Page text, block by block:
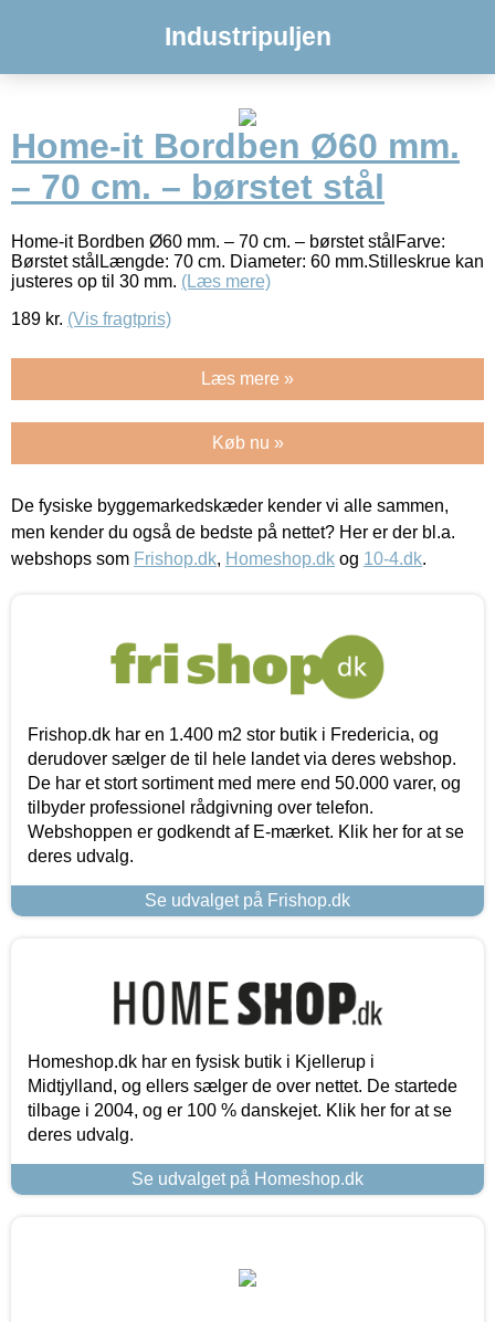
Industripuljen
Home-it Bordben Ø60 mm.
– 70 cm. – børstet stål
Home-it Bordben Ø60 mm. – 70 cm. – børstet stålFarve:
Børstet stålLængde: 70 cm. Diameter: 60 mm.Stilleskrue kan
justeres op til 30 mm. (Læs mere)
189 kr. (Vis fragtpris)
Læs mere »
Køb nu »
De fysiske byggemarkedskæder kender vi alle sammen,
men kender du også de bedste på nettet? Her er der bl.a.
webshops som Frishop.dk, Homeshop.dk og 10-4.dk.
Frishop.dk har en 1.400 m2 stor butik i Fredericia, og
derudover sælger de til hele landet via deres webshop.
De har et stort sortiment med mere end 50.000 varer, og
tilbyder professionel rådgivning over telefon.
Webshoppen er godkendt af E-mærket. Klik her for at se
deres udvalg.
Se udvalget på Frishop.dk
Homeshop.dk har en fysisk butik i Kjellerup i
Midtjylland, og ellers sælger de over nettet. De startede
tilbage i 2004, og er 100 % danskejet. Klik her for at se
deres udvalg.
Se udvalget på Homeshop.dk